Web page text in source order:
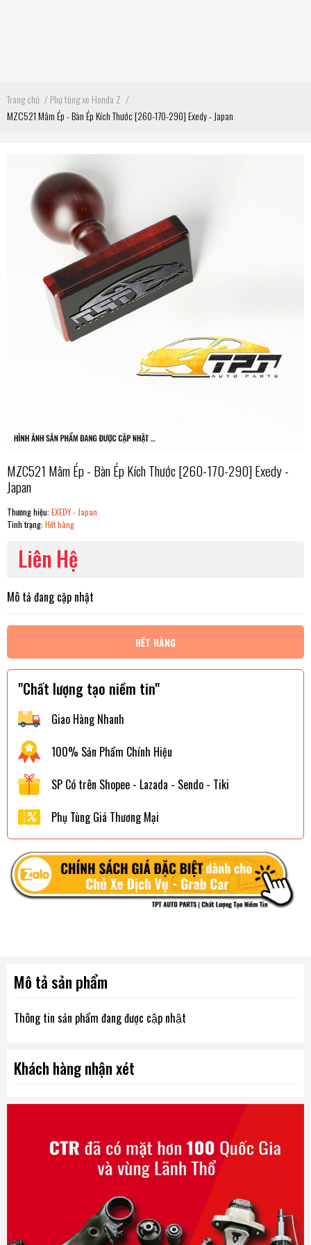
Trang chủ /Phụ tùng xe Honda Z /
MZC521 Mâm Ép - Bàn Ép Kích Thước [260-170-290] Exedy - Japan
MZC521 Mâm Ép - Bàn Ép Kích Thước [260-170-290] Exedy -
Japan
Thương hiệu: EXEDY - Japan
Tình trạng: Hết hàng
Liên Hệ
Mô tả đang cập nhật
HẾT HÀNG
"Chất lượng tạo niềm tin"
Giao Hàng Nhanh
100% Sản Phẩm Chính Hiệu
SP Có trên Shopee - Lazada - Sendo - Tiki
Phụ Tùng Giá Thương Mại
Mô tả sản phẩm
Thông tin sản phẩm đang được cập nhật
Khách hàng nhận xét